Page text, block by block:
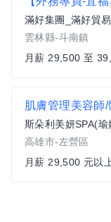
滿好集團_滿好貿
雲林縣-斗南鎮
月薪 29,500 至
肌膚管理美容師
斯朵利美妍SPA(
高雄市-左營區
月薪 29,500 元以